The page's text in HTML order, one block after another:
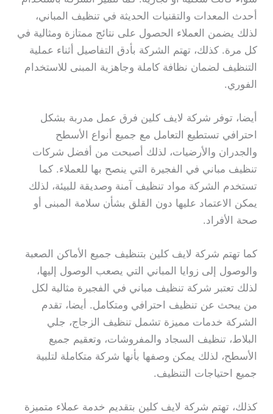
أحدث المعدات والتقنيات الحديثة في تنظيف المباني،
لذلك يضمن العملاء الحصول على نتائج ممتازة ومثالية في
كل مرة. كذلك، تهتم الشركة بأدق التفاصيل أثناء عملية
التنظيف لضمان نظافة كاملة وجاهزية المبنى للاستخدام
الفوري.
أيضا، توفر شركة لايف كلين فرق عمل مدربة بشكل
احترافي تستطيع التعامل مع جميع أنواع الأسطح
والجدران والأرضيات، لذلك أصبحت من أفضل شركات
تنظيف مباني في الفجيرة التي ينصح بها للعملاء. كما
تستخدم الشركة مواد تنظيف آمنة وصديقة للبيئة، لذلك
يمكن الاعتماد عليها دون القلق بشأن سلامة المبنى أو
صحة الأفراد.
كما تهتم شركة لايف كلين بتنظيف جميع الأماكن الصعبة
والوصول إلى زوايا المباني التي يصعب الوصول إليها،
لذلك تعتبر شركة تنظيف مباني في الفجيرة مثالية لكل
من يبحث عن تنظيف احترافي ومتكامل. أيضا، تقدم
الشركة خدمات مميزة تشمل تنظيف الزجاج، جلي
البلاط، تنظيف السجاد والمفروشات، وتعقيم جميع
الأسطح، لذلك يمكن وصفها بأنها شركة متكاملة لتلبية
جميع احتياجات التنظيف.
كذلك، تهتم شركة لايف كلين بتقديم خدمة عملاء متميزة